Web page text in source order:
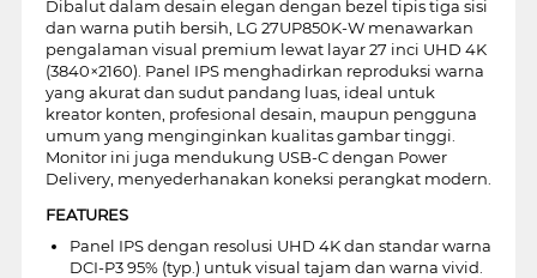
Dibalut dalam desain elegan dengan bezel tipis tiga sisi
dan warna putih bersih, LG 27UP850K-W menawarkan
pengalaman visual premium lewat layar 27 inci UHD 4K
(3840×2160). Panel IPS menghadirkan reproduksi warna
yang akurat dan sudut pandang luas, ideal untuk
kreator konten, profesional desain, maupun pengguna
umum yang menginginkan kualitas gambar tinggi.
Monitor ini juga mendukung USB-C dengan Power
Delivery, menyederhanakan koneksi perangkat modern.
FEATURES
Panel IPS dengan resolusi UHD 4K dan standar warna
DCI-P3 95% (typ.) untuk visual tajam dan warna vivid.